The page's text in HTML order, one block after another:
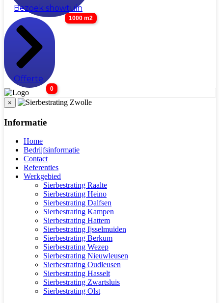
Bezoek showtuin
1000 m2
Offerte
0
×
Informatie
Home
Bedrijfsinformatie
Contact
Referenties
Werkgebied
Sierbestrating Raalte
Sierbestrating Heino
Sierbestrating Dalfsen
Sierbestrating Kampen
Sierbestrating Hattem
Sierbestrating Ijsselmuiden
Sierbestrating Berkum
Sierbestrating Wezep
Sierbestrating Nieuwleusen
Sierbestrating Oudleusen
Sierbestrating Hasselt
Sierbestrating Zwartsluis
Sierbestrating Olst